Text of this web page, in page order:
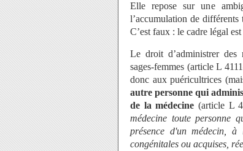
Elle repose sur une
l’accumulation de différents
C’est faux : le cadre légal
Le droit d’administrer des
sages-femmes (article L
donc aux puéricultrices
autre personne qui
de la médecine (article L
médecine toute personne
présence d'un médecin, à
congénitales ou acquises,